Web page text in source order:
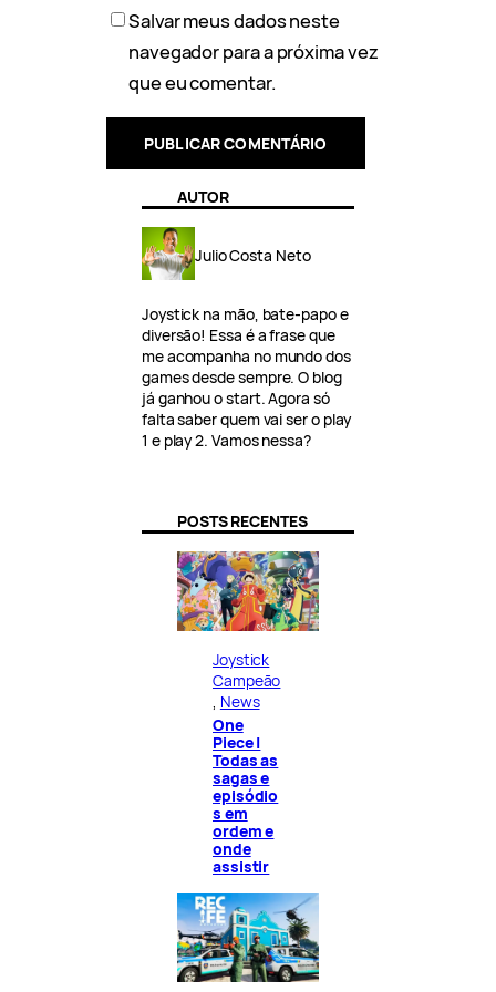
Salvar meus dados neste
navegador para a próxima vez
que eu comentar.
AUTOR
Julio Costa Neto
Joystick na mão, bate-papo e
diversão! Essa é a frase que
me acompanha no mundo dos
games desde sempre. O blog
já ganhou o start. Agora só
falta saber quem vai ser o play
1 e play 2. Vamos nessa?
POSTS RECENTES
Joystick
Campeão
News
One
Piece |
Todas as
sagas e
episódio
s em
ordem e
onde
assistir